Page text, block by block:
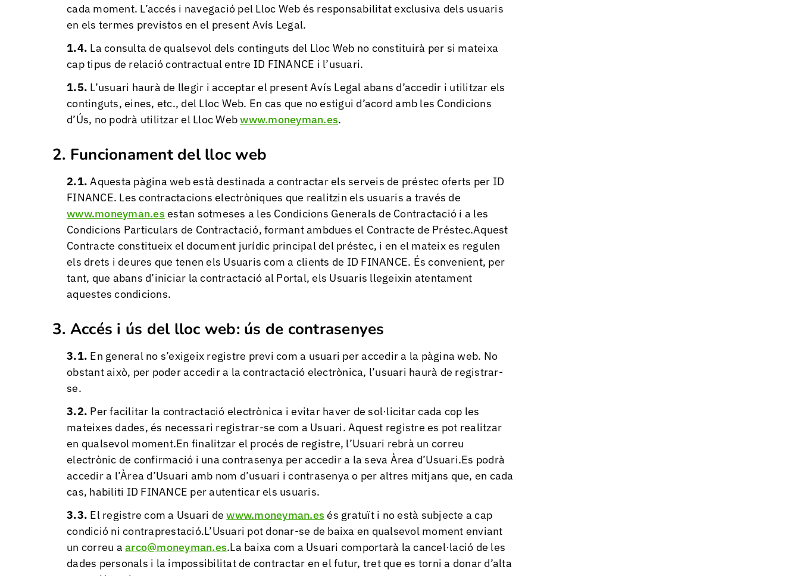
cada moment. L’accés i navegació pel Lloc Web és responsabilitat exclusiva dels usuaris
en els termes previstos en el present Avís Legal.
La consulta de qualsevol dels continguts del Lloc Web no constituirà per si mateixa
cap tipus de relació contractual entre ID FINANCE i l’usuari.
L’usuari haurà de llegir i acceptar el present Avís Legal abans d’accedir i utilitzar els
continguts, eines, etc., del Lloc Web. En cas que no estigui d’acord amb les Condicions
d’Ús, no podrà utilitzar el Lloc Webwww.moneyman.es.
Funcionament del lloc web
Aquesta pàgina web està destinada a contractar els serveis de préstec oferts per ID
FINANCE. Les contractacions electròniques que realitzin els usuaris a través de
www.moneyman.es estan sotmeses a les Condicions Generals de Contractació i a les
Condicions Particulars de Contractació, formant ambdues el Contracte de Préstec.Aquest
Contracte constitueix el document jurídic principal del préstec, i en el mateix es regulen
els drets i deures que tenen els Usuaris com a clients de ID FINANCE. És convenient, per
tant, que abans d’iniciar la contractació al Portal, els Usuaris llegeixin atentament
aquestes condicions.
Accés i ús del lloc web: ús de contrasenyes
En general no s’exigeix registre previ com a usuari per accedir a la pàgina web. No
obstant això, per poder accedir a la contractació electrònica, l’usuari haurà de registrar-
se.
Per facilitar la contractació electrònica i evitar haver de sol·licitar cada cop les
mateixes dades, és necessari registrar-se com a Usuari. Aquest registre es pot realitzar
en qualsevol moment.En finalitzar el procés de registre, l’Usuari rebrà un correu
electrònic de confirmació i una contrasenya per accedir a la seva Àrea d’Usuari.Es podrà
accedir a l’Àrea d’Usuari amb nom d’usuari i contrasenya o per altres mitjans que, en cada
cas, habiliti ID FINANCE per autenticar els usuaris.
El registre com a Usuari dewww.moneyman.es és gratuït i no està subjecte a cap
condició ni contraprestació.L’Usuari pot donar-se de baixa en qualsevol moment enviant
un correu aarco@moneyman.es.La baixa com a Usuari comportarà la cancel·lació de les
dades personals i la impossibilitat de contractar en el futur, tret que es torni a donar d’alta